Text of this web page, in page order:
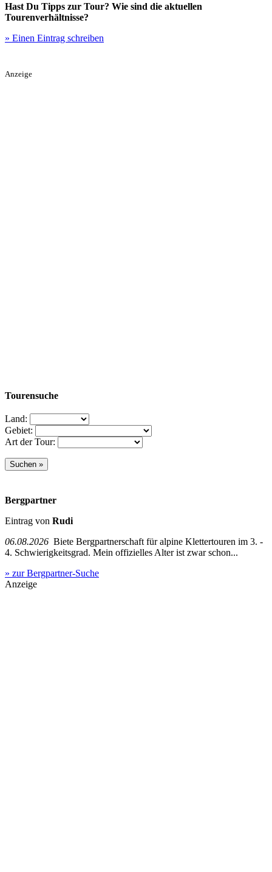
Hast Du Tipps zur Tour? Wie sind die aktuellen
Tourenverhältnisse?
» Einen Eintrag schreiben
Anzeige
Tourensuche
Land:
Gebiet:
Art der Tour:
Bergpartner
Eintrag von Rudi
06.08.2026 Biete Bergpartnerschaft für alpine Klettertouren im 3. -
4. Schwierigkeitsgrad. Mein offizielles Alter ist zwar schon...
» zur Bergpartner-Suche
Anzeige